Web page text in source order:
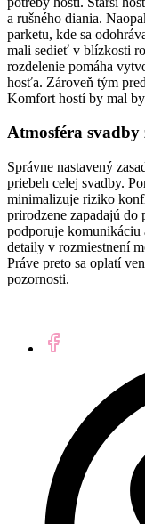
a rušného diania.
parketu, kde sa
mali sedieť v blízkosti
rozdelenie pomáha
hosťa. Zároveň tým
Komfort hostí by mal
Atmosféra svadby
Správne nastavený
priebeh celej svadby.
minimalizuje riziko
prirodzene zapadajú do
podporuje
detaily v rozmiestnení
Práve preto sa oplatí
pozornosti.